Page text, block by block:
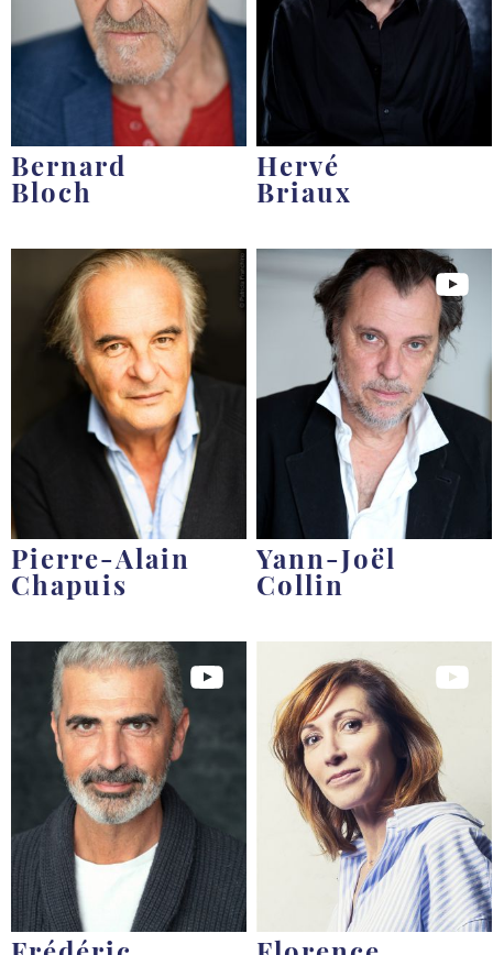
Bernard
Bloch
Hervé
Briaux
Pierre-Alain
Chapuis
Yann-Joël
Collin